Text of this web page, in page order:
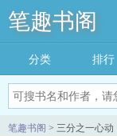
笔趣书阁
分类 排行
笔趣书阁 > 三分之一心动